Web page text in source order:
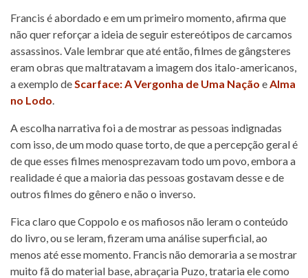
Francis é abordado e em um primeiro momento, afirma que
não quer reforçar a ideia de seguir estereótipos de carcamos
assassinos. Vale lembrar que até então, filmes de gângsteres
eram obras que maltratavam a imagem dos italo-americanos,
a exemplo de Scarface: A Vergonha de Uma Nação e Alma
no Lodo
A escolha narrativa foi a de mostrar as pessoas indignadas
com isso, de um modo quase torto, de que a percepção geral é
de que esses filmes menosprezavam todo um povo, embora a
realidade é que a maioria das pessoas gostavam desse e de
outros filmes do gênero e não o inverso.
Fica claro que Coppolo e os mafiosos não leram o conteúdo
do livro, ou se leram, fizeram uma análise superficial, ao
menos até esse momento. Francis não demoraria a se mostrar
muito fã do material base, abraçaria Puzo, trataria ele como